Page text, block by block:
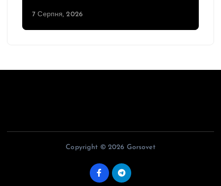
7 Серпня, 2026
Copyright © 2026 Gorsovet